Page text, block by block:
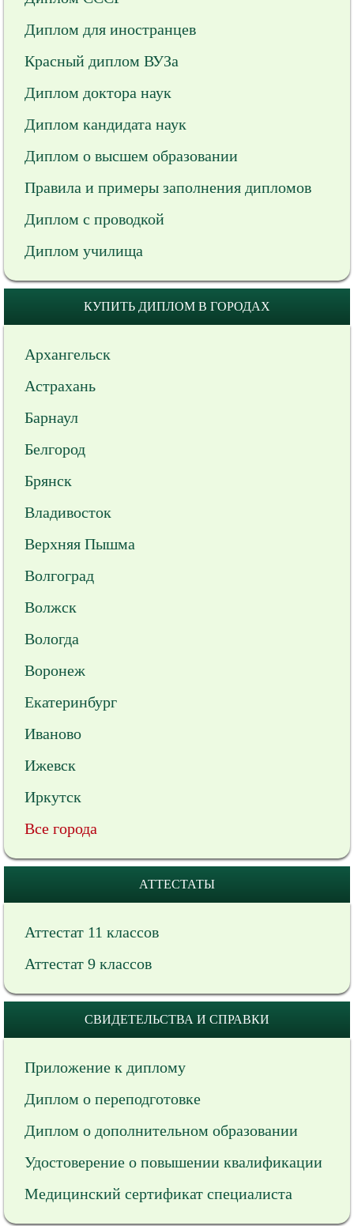
Диплом для иностранцев
Красный диплом ВУЗа
Диплом доктора наук
Диплом кандидата наук
Диплом о высшем образовании
Правила и примеры заполнения дипломов
Диплом с проводкой
Диплом училища
КУПИТЬ ДИПЛОМ В ГОРОДАХ
Архангельск
Астрахань
Барнаул
Белгород
Брянск
Владивосток
Верхняя Пышма
Волгоград
Волжск
Вологда
Воронеж
Екатеринбург
Иваново
Ижевск
Иркутск
Все города
АТТЕСТАТЫ
Аттестат 11 классов
Аттестат 9 классов
СВИДЕТЕЛЬСТВА И СПРАВКИ
Приложение к диплому
Диплом о переподготовке
Диплом о дополнительном образовании
Удостоверение о повышении квалификации
Медицинский сертификат специалиста